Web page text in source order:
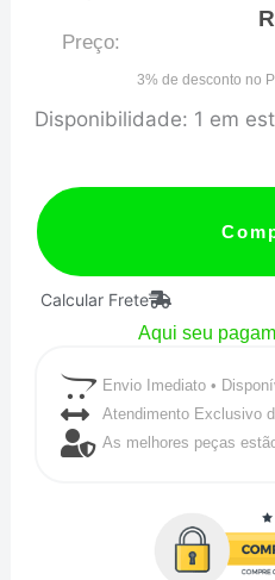
Preço:
3% de desconto no
Disponibilidade: 1 em
COMBUSTIVEL
quantidade
Calcular Frete
Aqui seu
Envio Imediato •
Atendimento Exclusivo
As melhores peças